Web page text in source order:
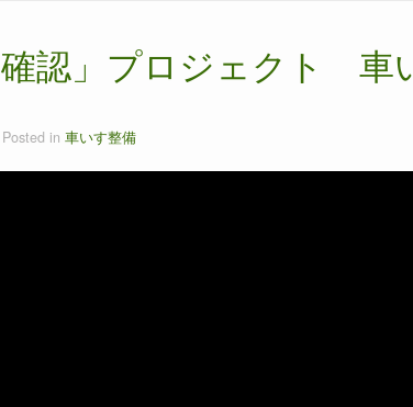
確認」プロジェクト 車
Posted in 車いす整備